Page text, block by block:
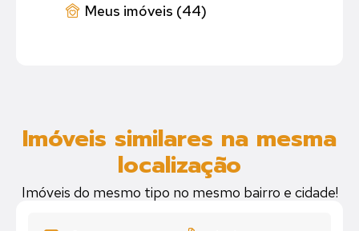
Meus imóveis (44)
Imóveis similares na mesma
localização
Imóveis do mesmo tipo no mesmo bairro e cidade!